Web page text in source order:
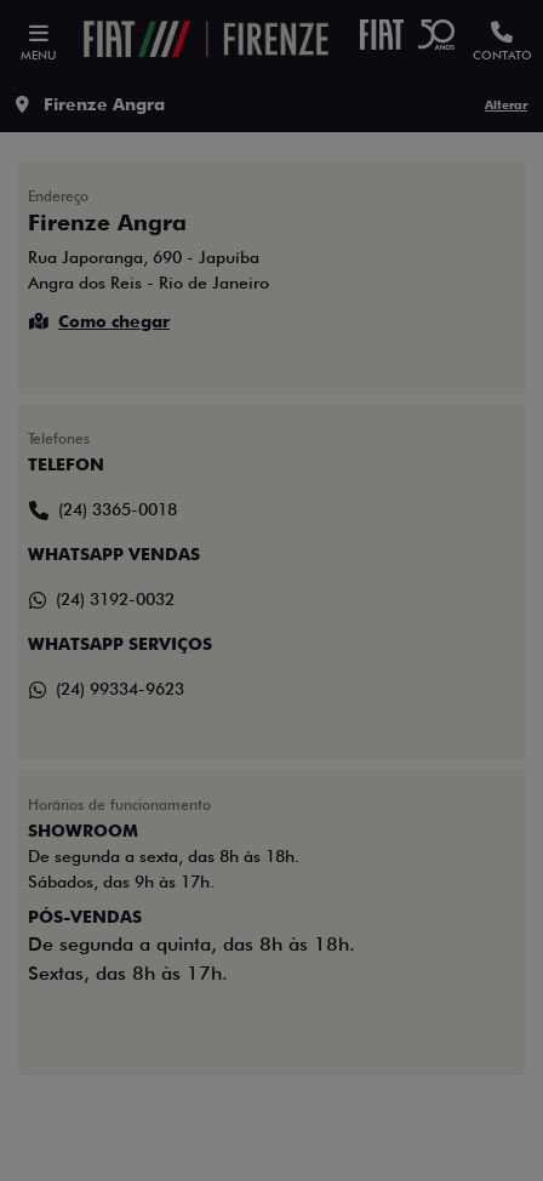
MENU CONTATO
Firenze Angra Alterar
Endereço
Firenze Angra
Rua Japoranga, 690 - Japuíba
Angra dos Reis - Rio de Janeiro
Como chegar
Telefones
TELEFON
(24) 3365-0018
WHATSAPP VENDAS
(24) 3192-0032
WHATSAPP SERVIÇOS
(24) 99334-9623
Horários de funcionamento
SHOWROOM
De segunda a sexta, das 8h às 18h.
Sábados, das 9h às 17h.
PÓS-VENDAS
De segunda a quinta, das 8h às 18h.
Sextas, das 8h às 17h.